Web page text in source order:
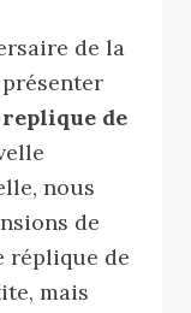
de la
présenter
replique de
nous
de
réplique de
mais